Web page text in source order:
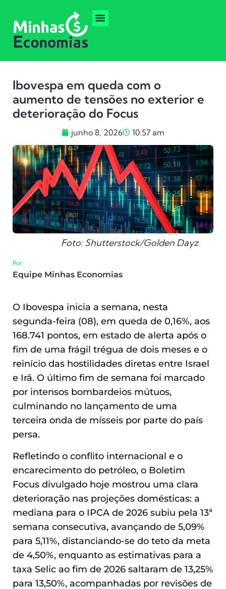
Ibovespa em queda com o
aumento de tensões no exterior e
deterioração do Focus
junho 8, 2026 10:57 am
Foto: Shutterstock/Golden Dayz
Por:
Equipe Minhas Economias
O Ibovespa inicia a semana, nesta
segunda-feira (08), em queda de 0,16%, aos
168.741 pontos, em estado de alerta após o
fim de uma frágil trégua de dois meses e o
reinício das hostilidades diretas entre Israel
e Irã. O último fim de semana foi marcado
por intensos bombardeios mútuos,
culminando no lançamento de uma
terceira onda de mísseis por parte do país
persa.
Refletindo o conflito internacional e o
encarecimento do petróleo, o Boletim
Focus divulgado hoje mostrou uma clara
deterioração nas projeções domésticas: a
mediana para o IPCA de 2026 subiu pela 13ª
semana consecutiva, avançando de 5,09%
para 5,11%, distanciando-se do teto da meta
de 4,50%, enquanto as estimativas para a
taxa Selic ao fim de 2026 saltaram de 13,25%
para 13,50%, acompanhadas por revisões de